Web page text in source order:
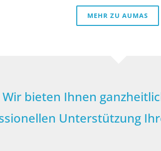
MEHR ZU AUMAS
Wir bieten Ihnen
Unterstützung